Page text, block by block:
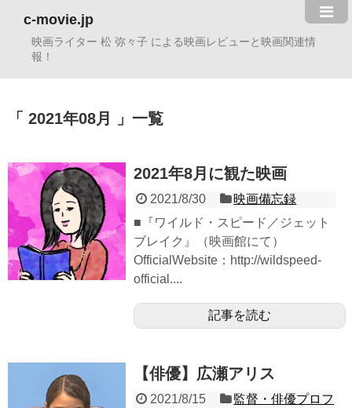
c-movie.jp
映画ライター 松 弥々子 による映画レビューと映画関連情
報！
2021年08月 一覧
2021年8月に観た映画
2021/8/30
映画備忘録
■『ワイルド・スピード／ジェット
ブレイク』（映画館にて）
OfficialWebsite：http://wildspeed-
official....
記事を読む
【俳優】広瀬アリス
2021/8/15
監督・俳優プロフ